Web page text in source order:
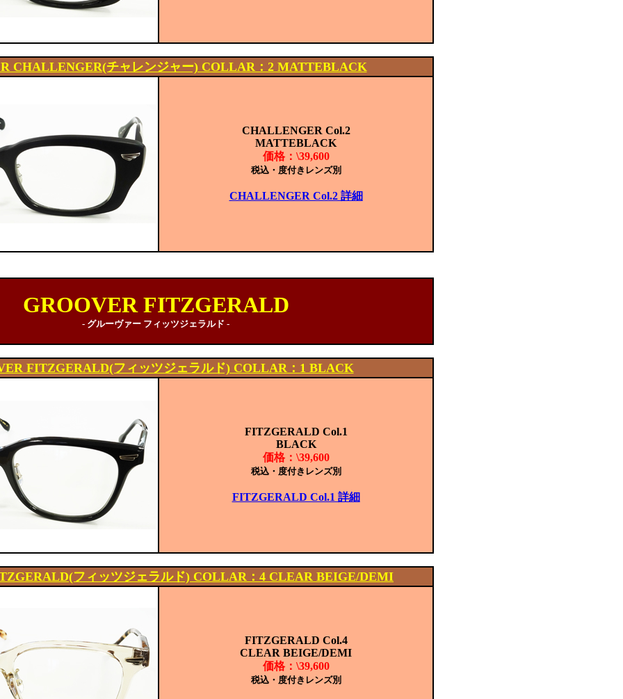
CHALLENGER(チャレンジャー) COLLAR：2 MATTEBLACK
CHALLENGER Col.2
MATTEBLACK
価格：\39,600
税込・度付きレンズ別
CHALLENGER Col.2 詳細
GROOVER FITZGERALD
- グルーヴァー フィッツジェラルド -
FITZGERALD(フィッツジェラルド) COLLAR：1 BLACK
FITZGERALD Col.1
BLACK
価格：\39,600
税込・度付きレンズ別
FITZGERALD Col.1 詳細
フィッツジェラルド) COLLAR：4 CLEAR BEIGE/DEMI
FITZGERALD Col.4
CLEAR BEIGE/DEMI
価格：\39,600
税込・度付きレンズ別